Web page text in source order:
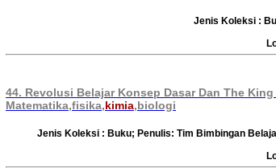
Jenis Koleksi :
44. Revolusi Belajar Konsep Dasar Dan The
Matematika,fisika,kimia,biologi
Jenis Koleksi : Buku; Penulis: Tim Bimbingan